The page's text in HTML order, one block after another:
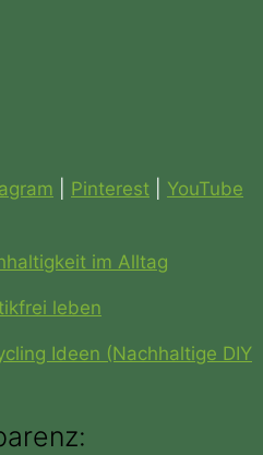
Pinterest
YouTube
im Alltag
leben
Ideen (Nachhaltige DIY